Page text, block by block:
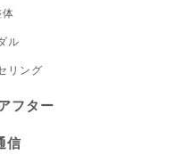
体
ル
リング
フター
信